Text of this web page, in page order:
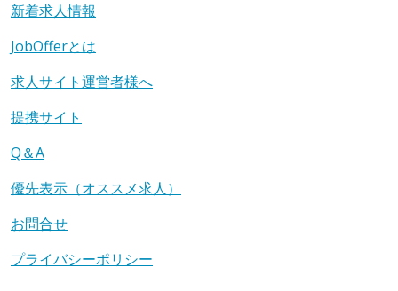
新着求人情報
JobOfferとは
求人サイト運営者様へ
提携サイト
Q＆A
優先表示（オススメ求人）
お問合せ
プライバシーポリシー